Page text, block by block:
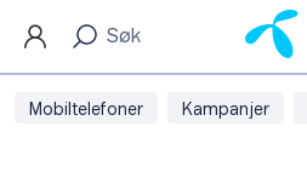
Mobiltelefoner Kampanjer